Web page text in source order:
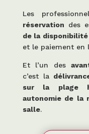
Les
réservation des
de la disponibilité
et le paiement en
Et l’un des
c’est la
sur la plage
autonomie de la
salle.